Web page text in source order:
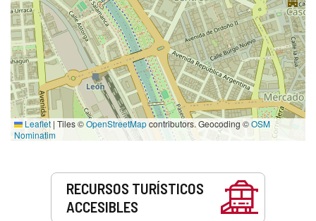
Leaflet | Tiles ©OpenStreetMapcontributors. Geocoding ©OSM
Nominatim
RECURSOS TURÍSTICOS
ACCESIBLES